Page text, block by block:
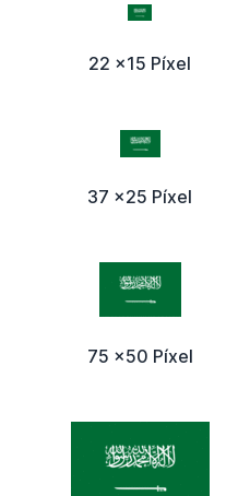
22 x15 Píxel
37 x25 Píxel
75 x50 Píxel